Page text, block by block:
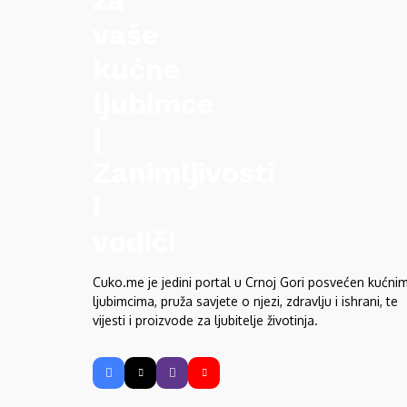
Cuko.me je jedini portal u Crnoj Gori posvećen
ljubimcima, pruža savjete o njezi, zdravlju i ishrani, te
vijesti i proizvode za ljubitelje životinja.